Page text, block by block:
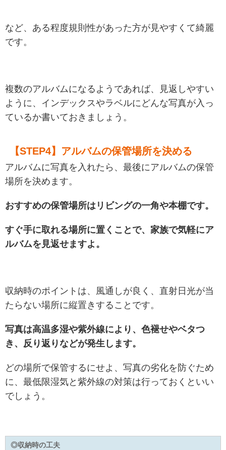
など、ある程度規則性があった方が見やすくて綺麗
です。
複数のアルバムになるようであれば、見返しやすい
ように、インデックスやラベルにどんな写真が入っ
ているか書いておきましょう。
【STEP4】アルバムの保管場所を決める
アルバムに写真を入れたら、最後にアルバムの保管
場所を決めます。
おすすめの保管場所はリビングの一角や本棚です。
すぐ手に取れる場所に置くことで、家族で気軽にア
ルバムを見返せますよ。
収納時のポイントは、風通しが良く、直射日光が当
たらない場所に縦置きすることです。
写真は高温多湿や紫外線により、色褪せやベタつ
き、反り返りなどが発生します。
どの場所で保管するにせよ、写真の劣化を防ぐため
に、最低限湿気と紫外線の対策は行っておくといい
でしょう。
◎収納時の工夫